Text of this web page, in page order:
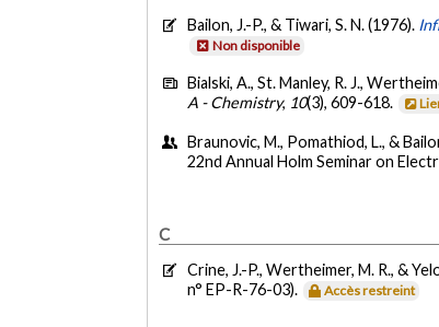
Bailon, J.-P., & Tiwari, S. N. (1976).
Non disponible
Bialski, A., St. Manley, R. J.,
A - Chemistry, 10(3), 609-618.
Braunovic, M., Pomathiod, L., &
22nd Annual Holm Seminar on
C
Crine, J.-P., Wertheimer, M. R., &
n° EP-R-76-03).
Accès restreint